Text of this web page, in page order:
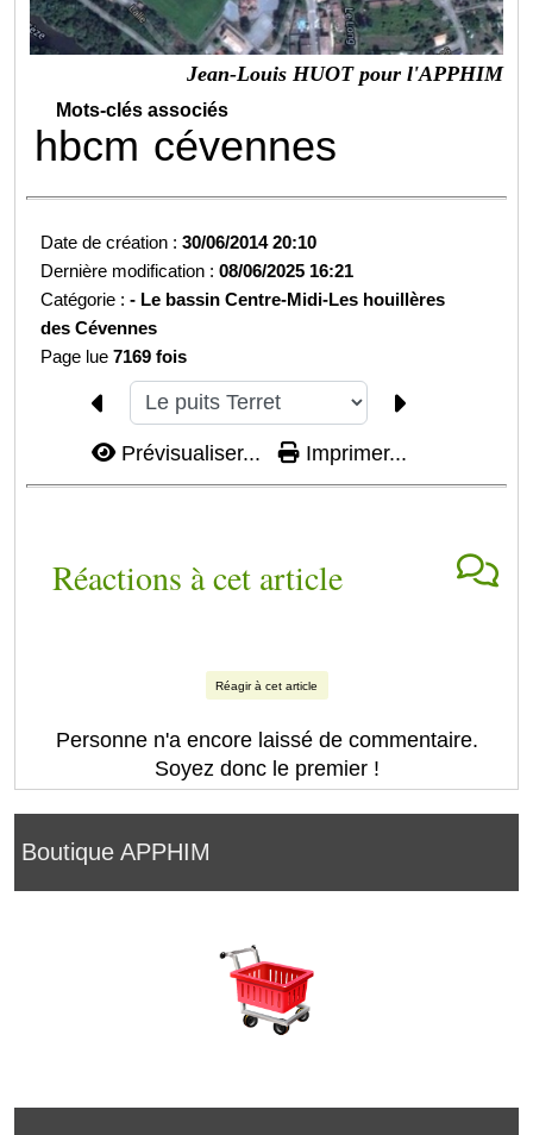
Boutique APPHIM
Jean-Louis HUOT pour l'APPHIM
Mots-clés associés
hbcm cévennes
Date de création :30/06/2014 20:10
Dernière modification :08/06/2025 16:21
Catégorie :- Le bassin Centre-Midi-Les houillères
des Cévennes
Page lue7169 fois
Prévisualiser... Imprimer...
Réactions à cet article
Réagir à cet article
Personne n'a encore laissé de commentaire.
Soyez donc le premier !